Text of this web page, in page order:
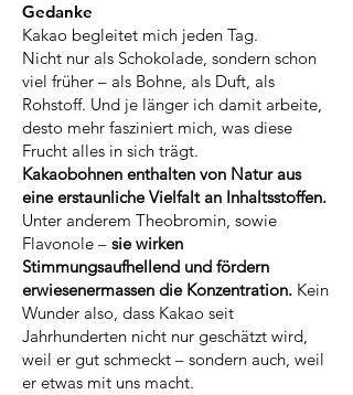
Gedanke
Kakao begleitet mich jeden Tag.
Nicht nur als Schokolade, sondern schon
viel früher – als Bohne, als Duft, als
Rohstoff. Und je länger ich damit arbeite,
desto mehr fasziniert mich, was diese
Frucht alles in sich trägt.
Kakaobohnen enthalten von Natur aus
eine erstaunliche Vielfalt an Inhaltsstoffen.
Unter anderem Theobromin, sowie
Flavonole – sie wirken
Stimmungsaufhellend und fördern
erwiesenermassen die Konzentration. Kein
Wunder also, dass Kakao seit
Jahrhunderten nicht nur geschätzt wird,
weil er gut schmeckt – sondern auch, weil
er etwas mit uns macht.